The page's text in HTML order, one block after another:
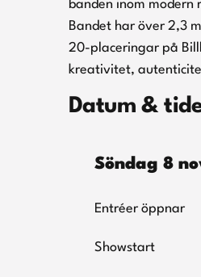
banden inom modern
Bandet har över 2,3
20-placeringar på
kreativitet,
Datum &
Söndag 8
Entréer öppnar
Showstart